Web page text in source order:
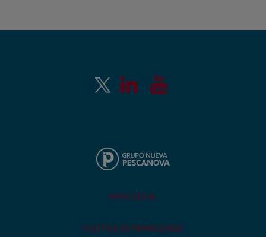
AVISO LEGAL
POLÍTICA DE PRIVACIDADE